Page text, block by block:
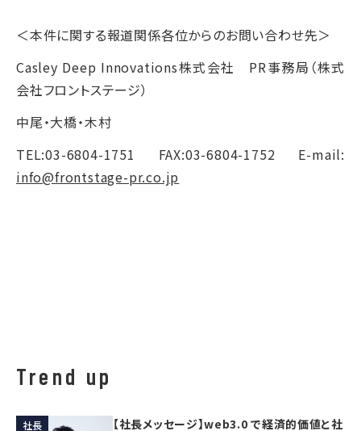
＜本件に関する報道関係各位からのお問い合わせ先＞
Casley Deep Innovations株式会社 PR事務局（株式
会社フロントステージ）
中尾・大橋・木村
TEL:03-6804-1751 FAX:03-6804-1752 E-mail:
info@frontstage-pr.co.jp
Trend up
社長
【社長メッセージ】web3.0 で経済的価値と社